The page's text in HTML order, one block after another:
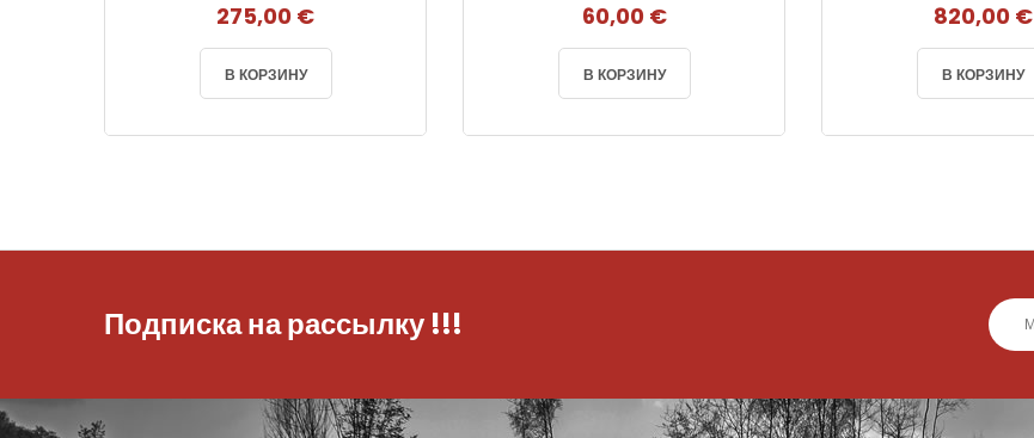
275,00 €
В КОРЗИНУ
60,00 €
В КОРЗИНУ
820,00 €
В КОРЗИНУ
Подписка на рассылку !!!